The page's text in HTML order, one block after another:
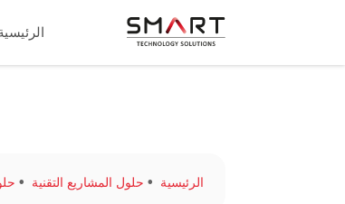
الرئيسية حلول المشاريع التقنية